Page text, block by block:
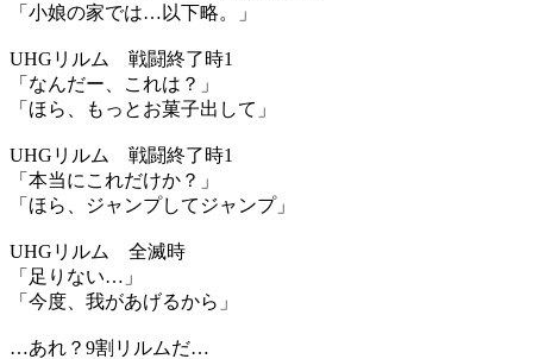
「小娘の家では…以下略。」
UHGリルム 戦闘終了時1
「なんだー、これは？」
「ほら、もっとお菓子出して」
UHGリルム 戦闘終了時1
「本当にこれだけか？」
「ほら、ジャンプしてジャンプ」
UHGリルム 全滅時
「足りない…」
「今度、我があげるから」
…あれ？9割リルムだ…